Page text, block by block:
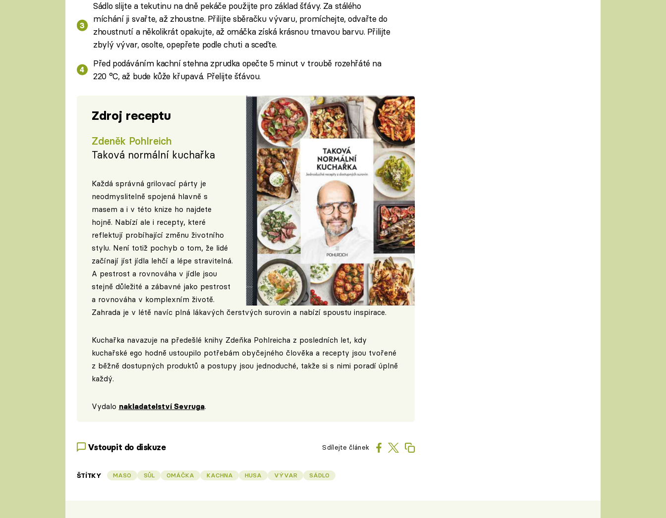
Sádlo slijte a tekutinu na dně pekáče použijte pro základ šťávy. Za stálého
míchání ji svařte, až zhoustne. Přilijte sběračku vývaru, promíchejte, odvařte do
zhoustnutí a několikrát opakujte, až omáčka získá krásnou tmavou barvu. Přilijte
zbylý vývar, osolte, opepřete podle chuti a sceďte.
Před podáváním kachní stehna zprudka opečte 5 minut v troubě rozehřáté na
220 °C, až bude kůže křupavá. Přelijte šťávou.
Zdroj receptu
Zdeněk Pohlreich
Taková normální kuchařka
Každá správná grilovací párty je
neodmyslitelně spojená hlavně s
masem a i v této knize ho najdete
hojně. Nabízí ale i recepty, které
reflektují probíhající změnu životního
stylu. Není totiž pochyb o tom, že lidé
začínají jíst jídla lehčí a lépe stravitelná.
A pestrost a rovnováha v jídle jsou
stejně důležité a zábavné jako pestrost
a rovnováha v komplexním životě.
Zahrada je v létě navíc plná lákavých čerstvých surovin a nabízí spoustu inspirace.
Kuchařka navazuje na předešlé knihy Zdeňka Pohlreicha z posledních let, kdy
kuchařské ego hodně ustoupilo potřebám obyčejného člověka a recepty jsou tvořené
z běžně dostupných produktů a postupy jsou jednoduché, takže si s nimi poradí úplně
každý.
Vydalo nakladatelství Sevruga.
Vstoupit do diskuze Sdílejte článek
ŠTÍTKY MASO SŮL OMÁČKA KACHNA HUSA VÝVAR SÁDLO